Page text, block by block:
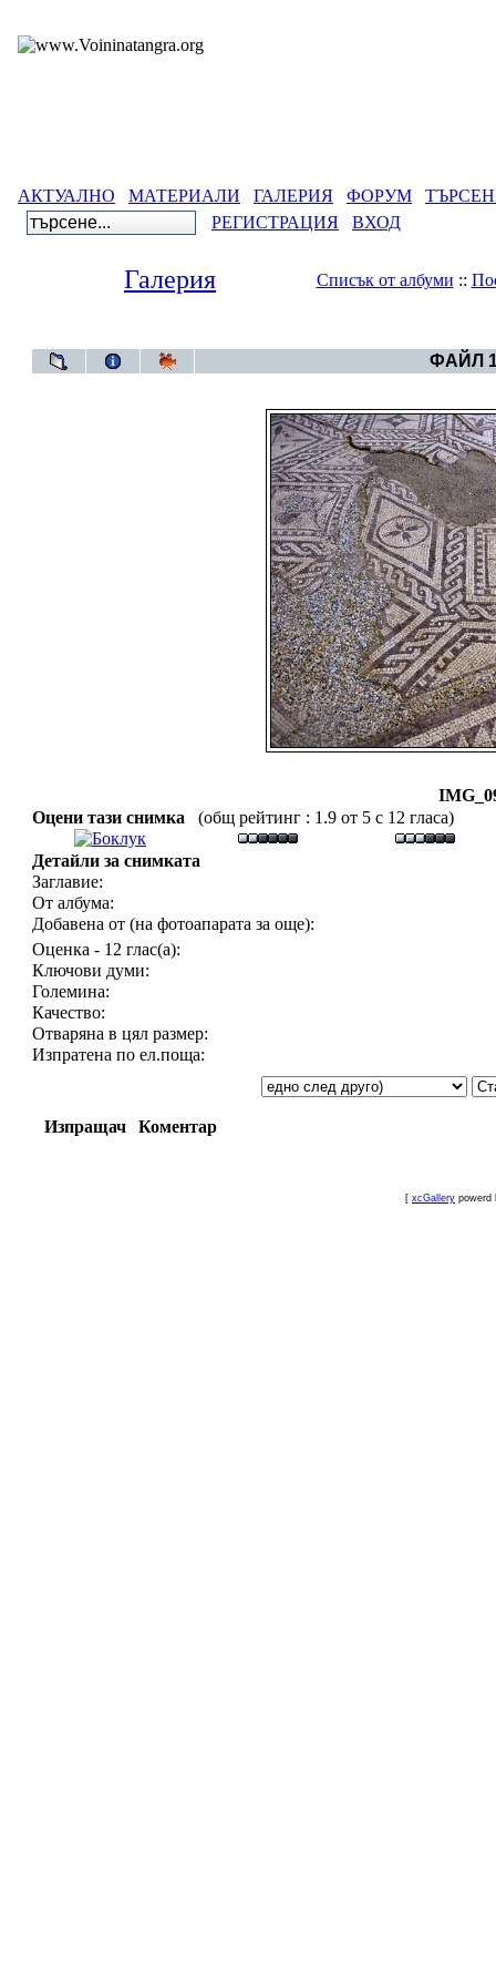
АКТУАЛНО МАТЕРИАЛИ ГАЛЕРИЯ ФОРУМ
РЕГИСТРАЦИЯ
ВХОД
Галерия Списък от албуми ::
ФАЙЛ
Оцени тази снимка
(общ рейтинг : 1.9 от 5 с 12 гласа)
Детайли за снимката
Заглавие:
От албума:
Добавена от (на фотоапарата за още):
Оценка - 12 глас(а):
Ключови думи:
Големина:
Качество:
Отваряна в цял размер:
Изпратена по ел.поща:
Изпращач Коментар
[ xcGallery